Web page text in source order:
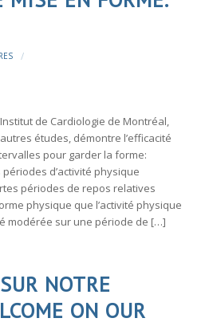
/
de Cardiologie de Montréal,
études, démontre l’efficacité
pour garder la forme:
d’activité physique
périodes de repos relatives
physique que l’activité physique
modérée sur une période de […]
NOTRE
ON OUR